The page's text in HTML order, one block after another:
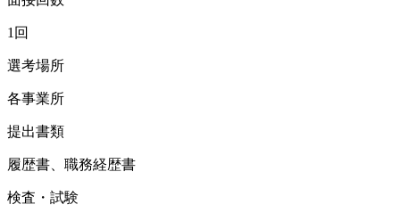
1回
選考場所
各事業所
提出書類
履歴書、職務経歴書
検査・試験